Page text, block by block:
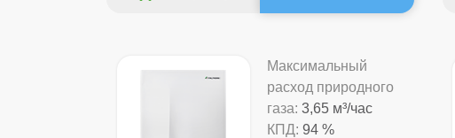
Максимальный
расход природного
газа: 3,65 м³/час
КПД: 94 %